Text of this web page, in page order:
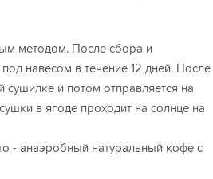
методом. После сбора и
навесом в течение 12 дней. После
и потом отправляется на
в ягоде проходит на солнце на
- анаэробный натуральный кофе с